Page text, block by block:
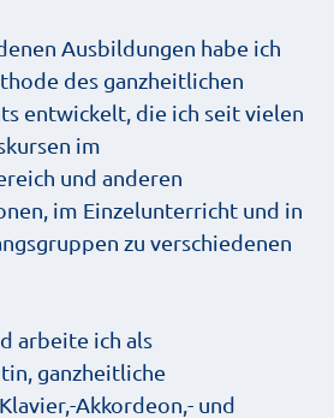
Ausbildungen habe ich
des ganzheitlichen
entwickelt, die ich seit vielen
im
und anderen
im Einzelunterricht und in
zu verschiedenen
arbeite ich als
ganzheitliche
Akkordeon,- und